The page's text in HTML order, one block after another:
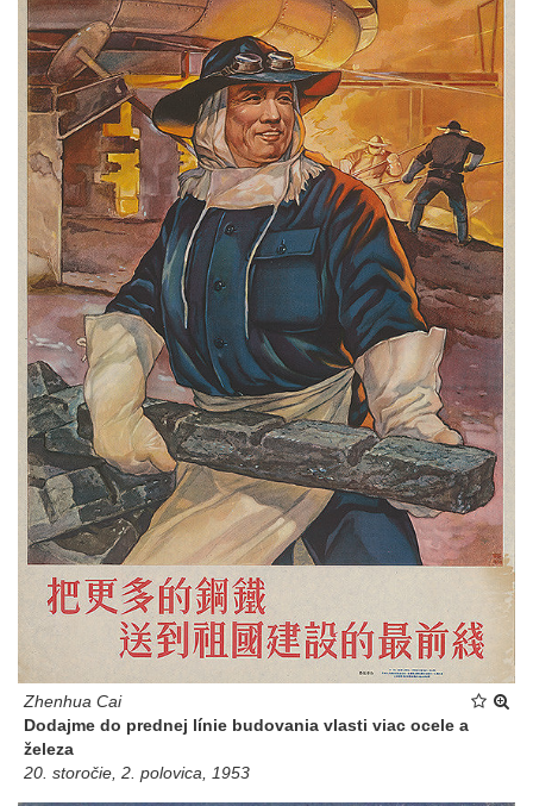
Zhenhua Cai
Dodajme do prednej línie budovania vlasti viac ocele a
železa
20. storočie, 2. polovica, 1953